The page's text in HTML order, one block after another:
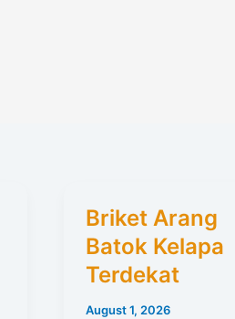
Briket Arang
Batok Kelapa
Terdekat
August 1, 2026